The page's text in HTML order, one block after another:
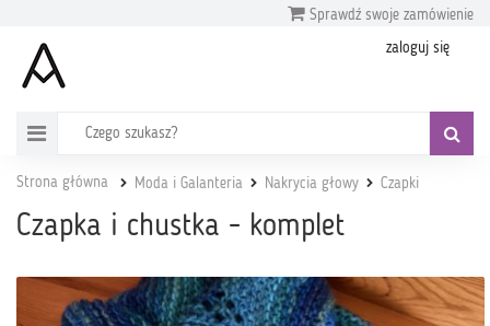
Sprawdź swoje zamówienie
zaloguj się
Strona główna Moda i Galanteria Nakrycia głowy Czapki
Czapka i chustka - komplet